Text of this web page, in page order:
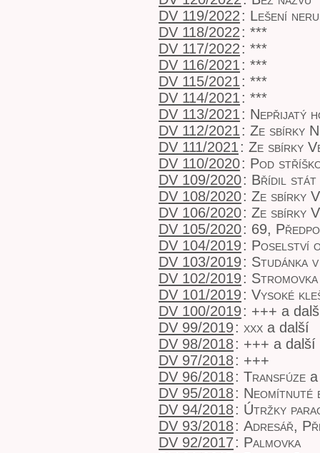
DV 119/2022: Lešení
DV 118/2022: ***
DV 117/2022: ***
DV 116/2021: ***
DV 115/2021: ***
DV 114/2021: ***
DV 113/2021: Nepřijatý
DV 112/2021: Ze sbírky
DV 111/2021: Ze sbírky
DV 110/2020: Pod
DV 109/2020: Břídil stát
DV 108/2020: Ze sbírky
DV 106/2020: Ze sbírky
DV 105/2020: 69,
DV 104/2019: Poselství
DV 103/2019: Studánka
DV 102/2019: Stromovka
DV 101/2019: Vysoké
DV 100/2019: +++ a
DV 99/2019: xxx a další
DV 98/2018: +++ a další
DV 97/2018: +++
DV 96/2018: Transfúze
DV 95/2018: Neomítnuté
DV 94/2018: Útržky
DV 93/2018: Adresář,
DV 92/2017: Palmovka